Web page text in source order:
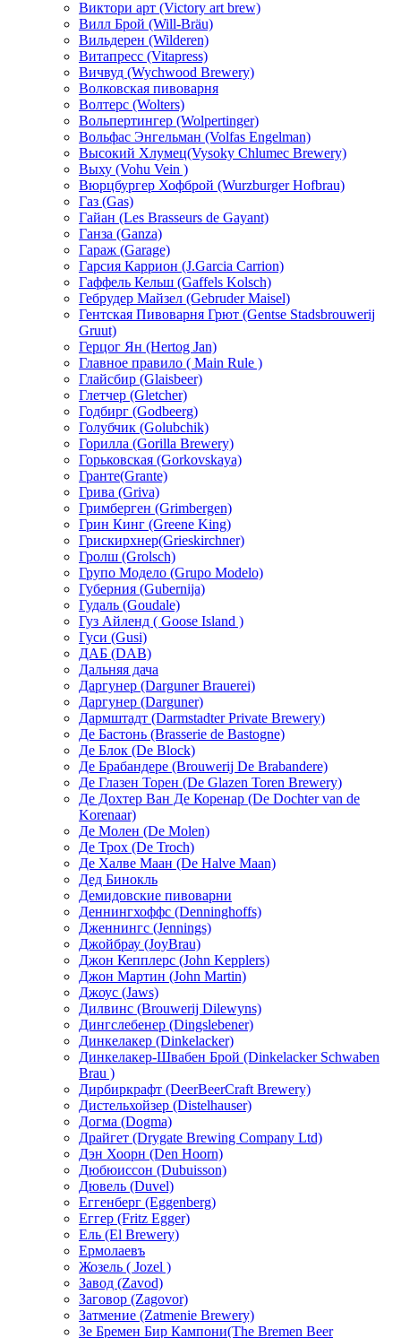
Виктори арт (Victory art brew)
Вилл Брой (Will-Bräu)
Вильдерен (Wilderen)
Витапресс (Vitapress)
Вичвуд (Wychwood Brewery)
Волковская пивоварня
Волтерс (Wolters)
Вольпертингер (Wolpertinger)
Вольфас Энгельман (Volfas Engelman)
Высокий Хлумец(Vysoky Chlumec Brewery)
Выху (Vohu Vein )
Вюрцбургер Хофброй (Wurzburger Hofbrau)
Газ (Gas)
Гайан (Les Brasseurs de Gayant)
Ганза (Ganza)
Гараж (Garage)
Гарсия Каррион (J.Garcia Carrion)
Гаффель Кельш (Gaffels Kolsch)
Гебрудер Майзел (Gebruder Maisel)
Гентская Пивоварня Грют (Gentse Stadsbrouwerij
Gruut)
Герцог Ян (Hеrtog Jan)
Главное правило ( Main Rule )
Глайсбир (Glaisbeer)
Глетчер (Gletcher)
Годбирг (Godbeerg)
Голубчик (Golubchik)
Горилла (Gorilla Brewery)
Горьковская (Gorkovskaya)
Гранте(Grante)
Грива (Griva)
Гримберген (Grimbergen)
Грин Кинг (Greene King)
Грискирхнер(Grieskirchner)
Гролш (Grolsch)
Групо Модело (Grupo Modelo)
Губерния (Gubernija)
Гудаль (Goudale)
Гуз Айленд ( Goose Island )
Гуси (Gusi)
ДАБ (DAB)
Дальняя дача
Даргунер (Darguner Brauerei)
Даргунер (Darguner)
Дармштадт (Darmstadter Private Brewery)
Де Бастонь (Brasserie de Bastogne)
Де Блок (De Block)
Де Брабандере (Brouwerij De Brabandere)
Де Глазен Торен (De Glazen Toren Brewery)
Де Дохтер Ван Де Коренар (De Dochter van de
Korenaar)
Де Молен (De Molen)
Де Трох (De Troch)
Де Халве Маан (De Halve Maan)
Дед Бинокль
Демидовские пивоварни
Деннингхоффc (Denninghoffs)
Дженнингс (Jennings)
Джойбрау (JoyBrau)
Джон Кепплерс (John Kepplers)
Джон Мартин (John Martin)
Джоус (Jaws)
Дилвинс (Brouwerij Dilewyns)
Дингслебенер (Dingslebener)
Динкелакер (Dinkelacker)
Динкелакер-Швабен Брой (Dinkelacker Schwaben
Brau )
Дирбиркрафт (DeerBeerCraft Brewery)
Дистельхойзер (Distelhauser)
Догма (Dogma)
Драйгет (Drygate Brewing Company Ltd)
Дэн Хоорн (Den Hoorn)
Дюбюиссон (Dubuisson)
Дювель (Duvel)
Еггенберг (Eggenberg)
Еггер (Fritz Egger)
Ель (El Brewery)
Ермолаевъ
Жозель ( Jozel )
Завод (Zavod)
Заговор (Zagovor)
Затмение (Zatmenie Вrewery)
Зе Бремен Бир Кампони(The Bremen Beer